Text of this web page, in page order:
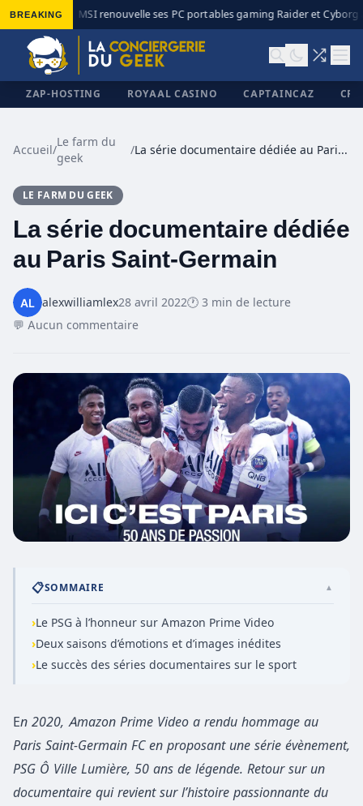
BREAKING◆ MSI renouvelle ses PC portables gaming Raider et Cyborg
ZAP-HOSTING ROYAAL CASINO CAPTAINCAZ
Accueil/
Le farm du
geek
/ La série documentaire dédiée au Paris Saint-Germain
LE FARM DU GEEK
La série documentaire dédiée
au Paris Saint-Germain
alexwilliamlex28 avril 2022🕐 3 min de lecture
💬 Aucun commentaire
📋SOMMAIRE ▲
›Le PSG à l’honneur sur Amazon Prime Video
›Deux saisons d’émotions et d’images inédites
›Le succès des séries documentaires sur le sport
En 2020, Amazon Prime Video a rendu hommage au
Paris Saint-Germain FC en proposant une série évènement,
PSG Ô Ville Lumière, 50 ans de légende. Retour sur un
documentaire qui revient sur l’histoire passionnante du